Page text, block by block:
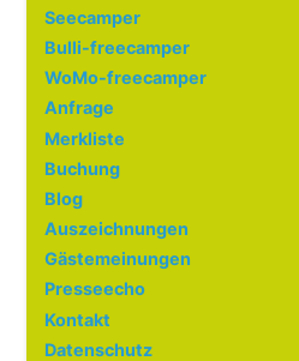
Seecamper
Bulli-freecamper
WoMo-freecamper
Anfrage
Merkliste
Buchung
Blog
Auszeichnungen
Gästemeinungen
Presseecho
Kontakt
Datenschutz